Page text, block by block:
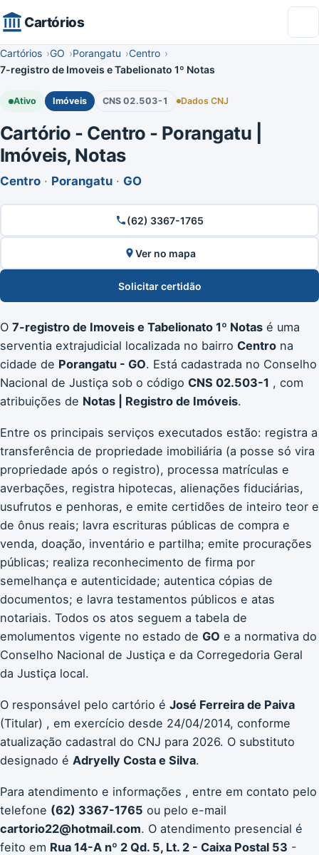
Cartórios
Cartórios GO Porangatu
Centro
7-registro de Imoveis e Tabelionato 1º Notas
Ativo Imóveis CNS 02.503-1 Dados CNJ
Cartório - Centro - Porangatu |
Imóveis, Notas
Centro · Porangatu · GO
(62) 3367-1765
Ver no mapa
Solicitar certidão
O 7-registro de Imoveis e Tabelionato 1º Notas é uma
serventia extrajudicial localizada no bairro Centro na
cidade de Porangatu - GO. Está cadastrada no Conselho
Nacional de Justiça sob o código CNS 02.503-1 , com
atribuições de Notas | Registro de Imóveis.
Entre os principais serviços executados estão: registra a
transferência de propriedade imobiliária (a posse só vira
propriedade após o registro), processa matrículas e
averbações, registra hipotecas, alienações fiduciárias,
usufrutos e penhoras, e emite certidões de inteiro teor e
de ônus reais; lavra escrituras públicas de compra e
venda, doação, inventário e partilha; emite procurações
públicas; realiza reconhecimento de firma por
semelhança e autenticidade; autentica cópias de
documentos; e lavra testamentos públicos e atas
notariais. Todos os atos seguem a tabela de
emolumentos vigente no estado de GO e a normativa do
Conselho Nacional de Justiça e da Corregedoria Geral
da Justiça local.
O responsável pelo cartório é José Ferreira de Paiva
(Titular) , em exercício desde 24/04/2014, conforme
atualização cadastral do CNJ para 2026. O substituto
designado é Adryelly Costa e Silva.
Para atendimento e informações , entre em contato pelo
telefone (62) 3367-1765 ou pelo e-mail
cartorio22@hotmail.com. O atendimento presencial é
feito em Rua 14-A nº 2 Qd. 5, Lt. 2 - Caixa Postal 53 -